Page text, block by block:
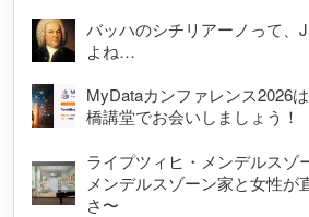
バッハのシチリアーノって、
よね…
MyDataカンファレンス2026
橋講堂でお会いしましょう！
ライプツィヒ・メンデルスゾ
メンデルスゾーン家と女性が
さ〜